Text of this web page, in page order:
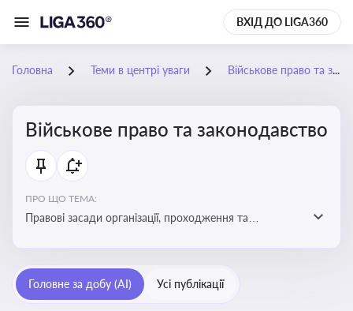
ВХІД ДО LIGA360
Головна Теми в центрі уваги Військове право та законодавство
Військове право та законодавство
ПРО ЩО ТЕМА:
Правові засади організації, проходження та
військовослужбовців у воєнний час
Головне за добу (AI) Усі публікації